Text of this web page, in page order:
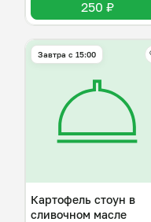
250 ₽
Завтра c 15:00
Картофель стоун в
сливочном масле